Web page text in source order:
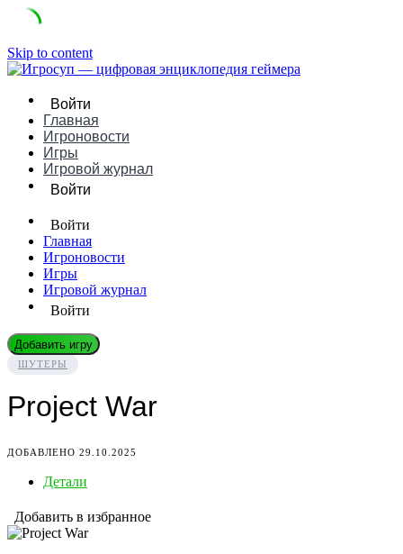
Skip to content
Войти
Главная
Игроновости
Игры
Игровой журнал
Войти
Войти
Главная
Игроновости
Игры
Игровой журнал
Войти
Добавить игру
ШУТЕРЫ
Project War
ДОБАВЛЕНО 29.10.2025
Детали
Добавить в избранное